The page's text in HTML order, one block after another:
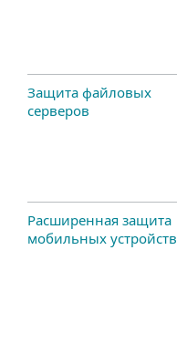
Защита файловых
серверов
Расширенная защита
мобильных устройств